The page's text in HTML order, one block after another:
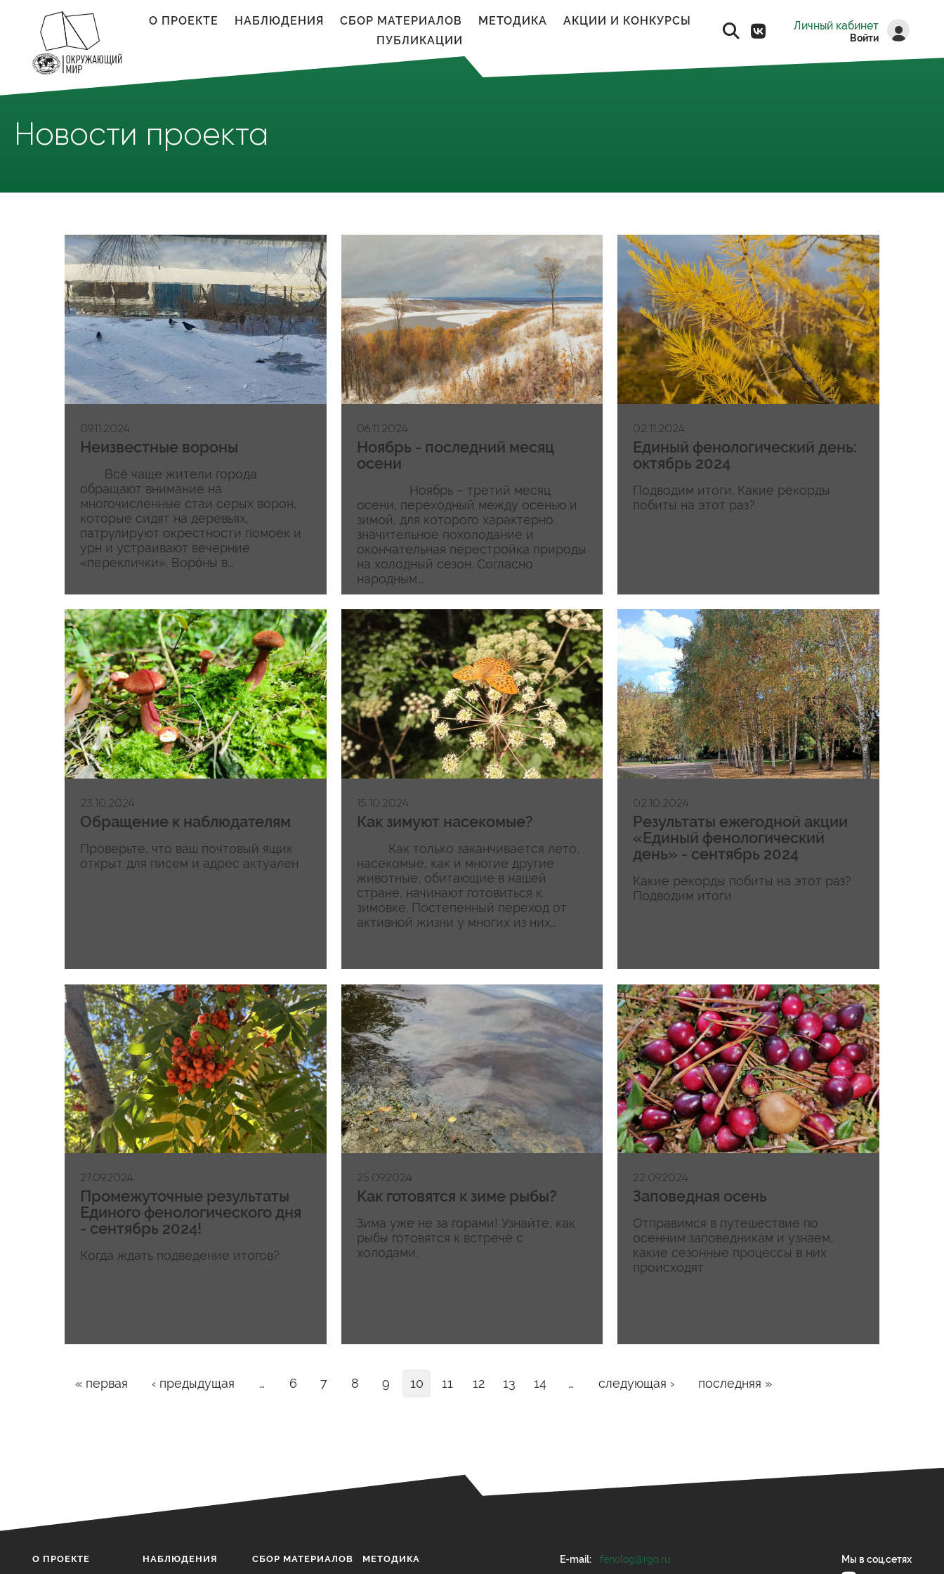
О ПРОЕКТЕ НАБЛЮДЕНИЯ CБОР МАТЕРИАЛОВ МЕТОДИКА
АКЦИИ И КОНКУРСЫ
ПУБЛИКАЦИИ
Личный кабинет
Войти
Новости проекта
09.11.2024
Неизвестные вороны
Всё чаще жители города
обращают внимание на
многочисленные стаи серых ворон,
которые сидят на деревьях,
патрулируют окрестности помоек и
урн и устраивают вечерние
«переклички». Воро́ны в...
06.11.2024
Ноябрь - последний месяц
осени
Ноябрь – третий месяц
осени, переходный между осенью и
зимой, для которого характерно
значительное похолодание и
окончательная перестройка природы
на холодный сезон. Согласно
народным...
02.11.2024
Единый фенологический день:
октябрь 2024
Подводим итоги. Какие рекорды
побиты на этот раз?
23.10.2024
Обращение к наблюдателям
Проверьте, что ваш почтовый ящик
открыт для писем и адрес актуален
15.10.2024
Как зимуют насекомые?
Как только заканчивается лето,
насекомые, как и многие другие
животные, обитающие в нашей
стране, начинают готовиться к
зимовке. Постепенный переход от
активной жизни у многих из них...
02.10.2024
Результаты ежегодной акции
«Единый фенологический
день» - сентябрь 2024
Какие рекорды побиты на этот раз?
Подводим итоги
27.09.2024
Промежуточные результаты
Единого фенологического дня
- сентябрь 2024!
Когда ждать подведение итогов?
25.09.2024
Как готовятся к зиме рыбы?
Зима уже не за горами! Узнайте, как
рыбы готовятся к встрече с
холодами.
22.09.2024
Заповедная осень
Отправимся в путешествие по
осенним заповедникам и узнаем,
какие сезонные процессы в них
происходят
« первая ‹ предыдущая … 6 7 8 9 10 11 12 13 14 … следующая › последняя »
О ПРОЕКТЕ НАБЛЮДЕНИЯ CБОР МАТЕРИАЛОВ МЕТОДИКА Мы в соц.сетях
E-mail: fenolog@rgo.ru